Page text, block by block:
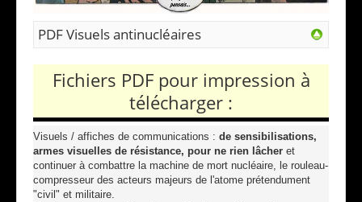
PDF Visuels antinucléaires
Fichiers PDF pour impression à
télécharger :
Visuels / affiches de communications : de sensibilisations,
armes visuelles de résistance, pour ne rien lâcher et
continuer à combattre la machine de mort nucléaire, le rouleau-
compresseur des acteurs majeurs de l'atome prétendument
"civil" et militaire.